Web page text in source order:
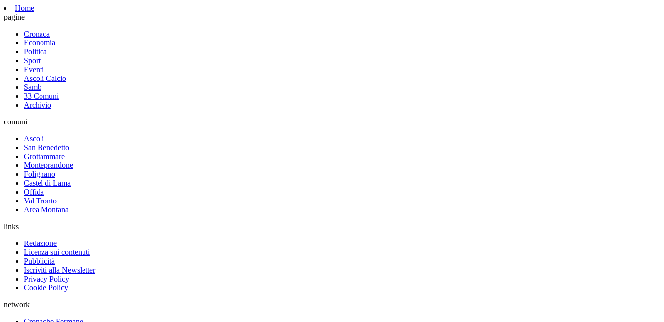
Home
pagine
Cronaca
Economia
Politica
Sport
Eventi
Ascoli Calcio
Samb
33 Comuni
Archivio
comuni
Ascoli
San Benedetto
Grottammare
Monteprandone
Folignano
Castel di Lama
Offida
Val Tronto
Area Montana
links
Redazione
Licenza sui contenuti
Pubblicità
Iscriviti alla Newsletter
Privacy Policy
Cookie Policy
network